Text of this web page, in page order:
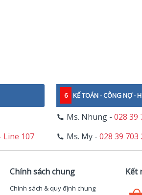
Line 107
6 KẾ TOÁN - CÔNG NỢ -
Ms. Nhung - 028 39
Ms. My - 028 39 703
Chính sách chung
Chính sách & quy định chung
Kết